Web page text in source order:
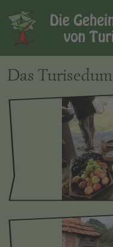
Das Turisedum